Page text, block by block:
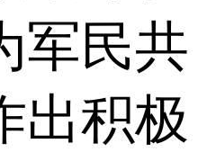
军民共
出积极